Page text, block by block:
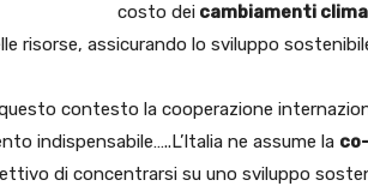
costo dei cambiamenti
risorse, assicurando lo sviluppo
contesto la cooperazione
indispensabile…..L’Italia ne assume la
di concentrarsi su uno sviluppo